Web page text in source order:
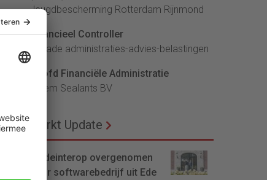
Jeugdbescherming Rotterdam Rijnmond
Financieel Controller
lArcade administraties-advies-belastingen
Hoofd Financiële Administratie
Bloem Sealants BV
Markt Update
Tradeinterop overgenomen
door softwarebedrijf uit Ede